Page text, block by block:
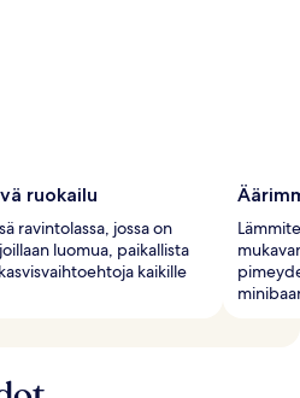
ruokailu
ravintolassa, jossa on
luomua, paikallista
kaikille